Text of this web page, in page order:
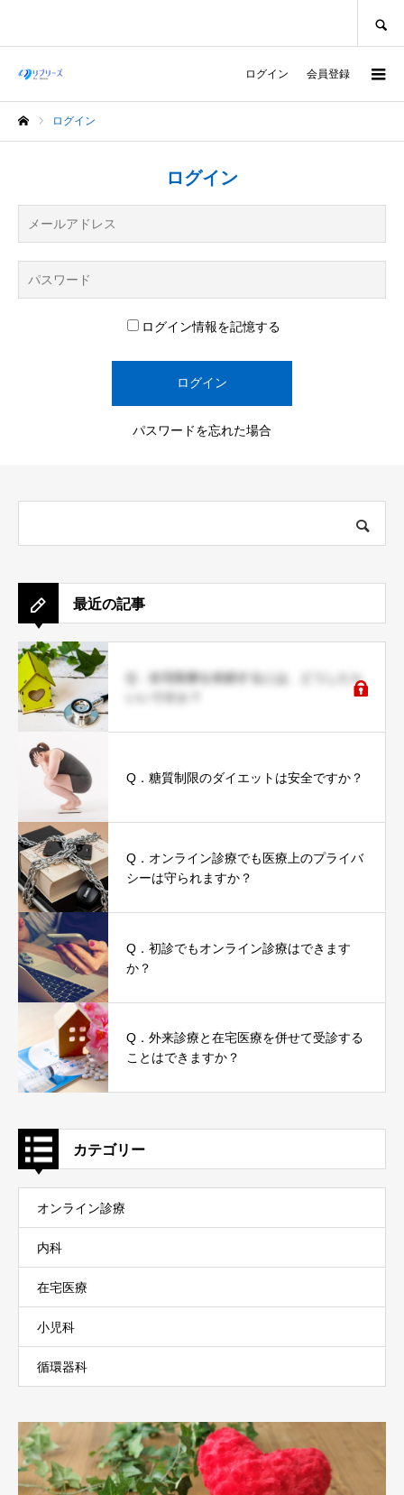
ログイン 会員登録
ログイン
ログイン
ログイン情報を記憶する
パスワードを忘れた場合
最近の記事
Q．在宅医療を依頼するには、どうしたら
いいですか？
Q．糖質制限のダイエットは安全ですか？
Q．オンライン診療でも医療上のプライバ
シーは守られますか？
Q．初診でもオンライン診療はできます
か？
Q．外来診療と在宅医療を併せて受診する
ことはできますか？
カテゴリー
オンライン診療
内科
在宅医療
小児科
循環器科